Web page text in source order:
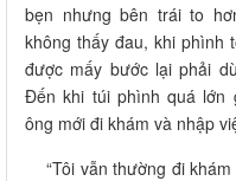
bẹn nhưng bên trái to
không thấy đau, khi phình
được mấy bước lại phải
Đến khi túi phình quá lớn
ông mới đi khám và nhập
“Tôi vẫn thường đi